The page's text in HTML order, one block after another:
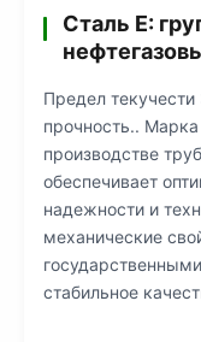
Сталь Е:
Предел
прочность..
производстве
обеспечивает
надежности и
механические
стабильное